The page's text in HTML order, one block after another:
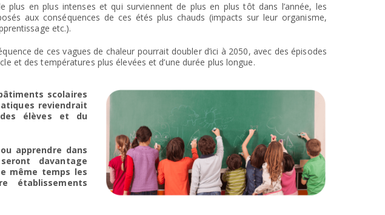
plus en plus intenses et qui surviennent de plus en plus tôt dans l’année, les
aux conséquences de ces étés plus chauds (impacts sur leur organisme,
etc.).
de ces vagues de chaleur pourrait doubler d’ici à 2050, avec des épisodes
et des températures plus élevées et d’une durée plus longue.
scolaires
reviendrait
élèves et du
apprendre dans
davantage
même temps les
établissements